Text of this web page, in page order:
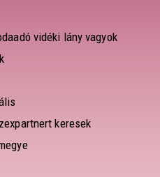
vidéki lány vagyok
keresek